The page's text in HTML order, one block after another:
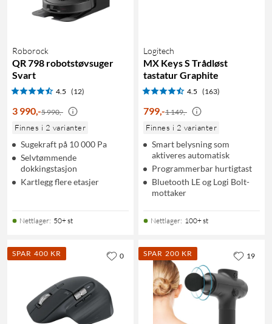
Roborock
QR 798 robotstøvsuger
Svart
4.5 (12)
3 990,-5 990,-
Finnes i 2 varianter
Sugekraft på 10 000 Pa
Selvtømmende
dokkingstasjon
Kartlegg flere etasjer
Nettlager: 50+ st
Logitech
MX Keys S Trådløst
tastatur Graphite
4.5 (163)
799,-1 149,-
Finnes i 2 varianter
Smart belysning som
aktiveres automatisk
Programmerbar hurtigtast
Bluetooth LE og Logi Bolt-
mottaker
Nettlager: 100+ st
SPAR 400 KR 0 SPAR 200 KR 19